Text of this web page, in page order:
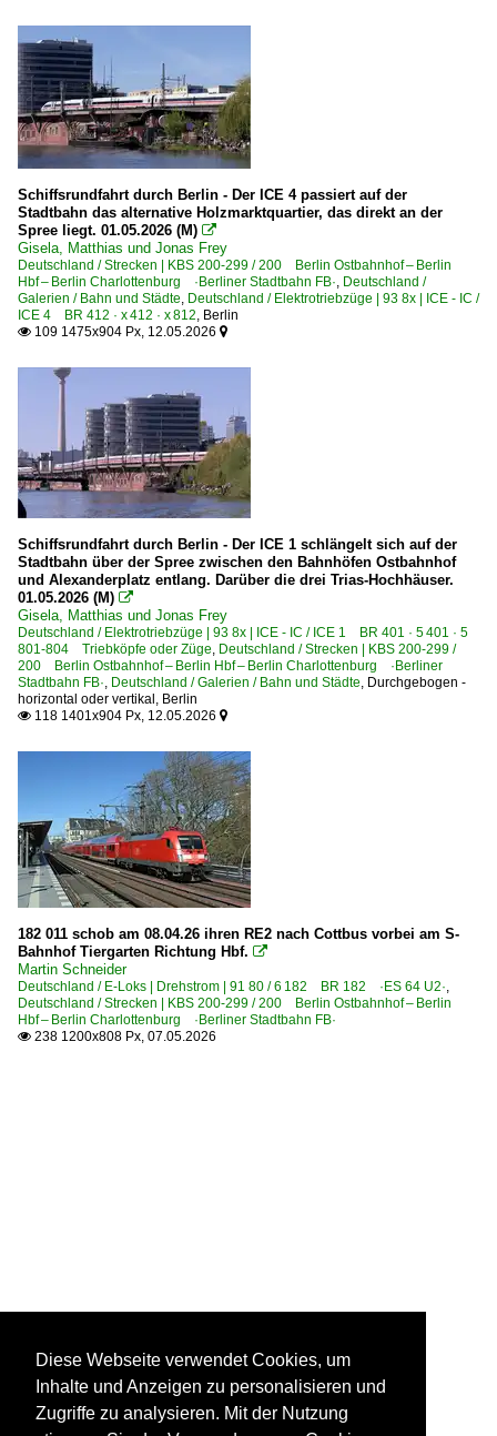
Schiffsrundfahrt durch Berlin - Der ICE 4 passiert auf der
Stadtbahn das alternative Holzmarktquartier, das direkt an der
Spree liegt. 01.05.2026 (M) 
Gisela, Matthias und Jonas Frey
Deutschland / Strecken | KBS 200-299 / 200 Berlin Ostbahnhof – Berlin
Hbf – Berlin Charlottenburg ·Berliner Stadtbahn FB·, Deutschland /
Galerien / Bahn und Städte, Deutschland / Elektrotriebzüge | 93 8x | ICE - IC /
ICE 4 BR 412 · x 412 · x 812, Berlin
 109 1475x904 Px, 12.05.2026 
Schiffsrundfahrt durch Berlin - Der ICE 1 schlängelt sich auf der
Stadtbahn über der Spree zwischen den Bahnhöfen Ostbahnhof
und Alexanderplatz entlang. Darüber die drei Trias-Hochhäuser.
01.05.2026 (M) 
Gisela, Matthias und Jonas Frey
Deutschland / Elektrotriebzüge | 93 8x | ICE - IC / ICE 1 BR 401 · 5 401 · 5
801-804 Triebköpfe oder Züge, Deutschland / Strecken | KBS 200-299 /
200 Berlin Ostbahnhof – Berlin Hbf – Berlin Charlottenburg ·Berliner
Stadtbahn FB·, Deutschland / Galerien / Bahn und Städte, Durchgebogen -
horizontal oder vertikal , Berlin
 118 1401x904 Px, 12.05.2026 
182 011 schob am 08.04.26 ihren RE2 nach Cottbus vorbei am S-
Bahnhof Tiergarten Richtung Hbf. 
Martin Schneider
Deutschland / E-Loks | Drehstrom | 91 80 / 6 182 BR 182 ·ES 64 U2·,
Deutschland / Strecken | KBS 200-299 / 200 Berlin Ostbahnhof – Berlin
Hbf – Berlin Charlottenburg ·Berliner Stadtbahn FB·
 238 1200x808 Px, 07.05.2026
Diese Webseite verwendet Cookies, um
Inhalte und Anzeigen zu personalisieren und
Zugriffe zu analysieren. Mit der Nutzung